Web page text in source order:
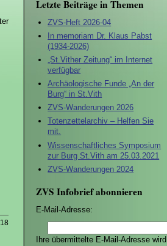
Letzte Beiträge in Themen
ZVS-Heft 2026-04
In memoriam Dr. Klaus Pabst
(1934-2026)
„St.Vither Zeitung“ im Internet
verfügbar
Archäologische Funde „An der
Burg“ in St.Vith
ZVS-Wanderungen 2026
Totenzettelarchiv – Helfen Sie
mit.
Wissenschaftliches Symposium
zur Burg St.Vith am 25.03.2021
ZVS-Wanderungen 2024
ZVS Infobrief abonnieren
E-Mail-Adresse:
Ihre übermittelte E-Mail-Adresse wird